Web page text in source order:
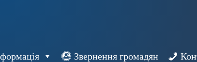
Звернення громадян